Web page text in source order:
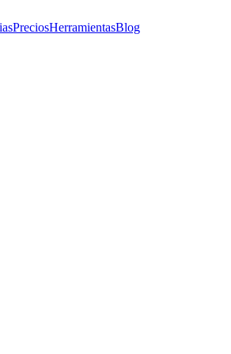
PreciosHerramientasBlog